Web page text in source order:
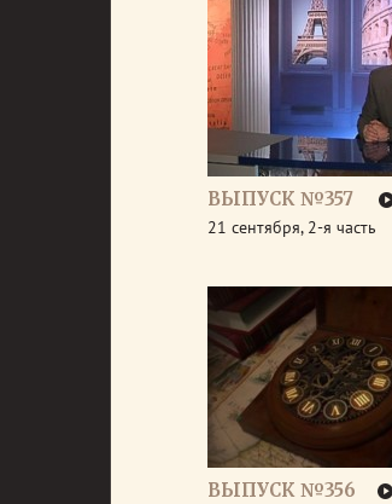
ВЫПУСК №357
21 сентября, 2-я часть
ВЫПУСК №356